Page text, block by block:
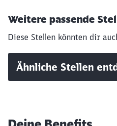
Weitere passende
Diese Stellen könnten dir
Ähnliche Stellen
Abbrechen